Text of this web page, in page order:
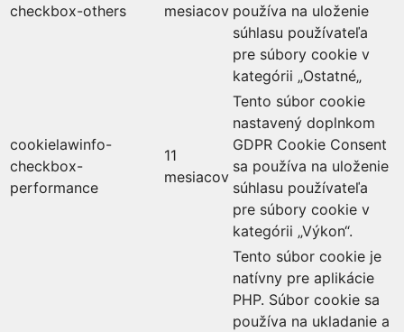
checkbox-others
mesiacov používa na uloženie
súhlasu používateľa
pre súbory cookie v
kategórii „Ostatné„
cookielawinfo-
checkbox-
performance
11
mesiacov
Tento súbor cookie
nastavený doplnkom
GDPR Cookie Consent
sa používa na uloženie
súhlasu používateľa
pre súbory cookie v
kategórii „Výkon“.
Tento súbor cookie je
natívny pre aplikácie
PHP. Súbor cookie sa
používa na ukladanie a